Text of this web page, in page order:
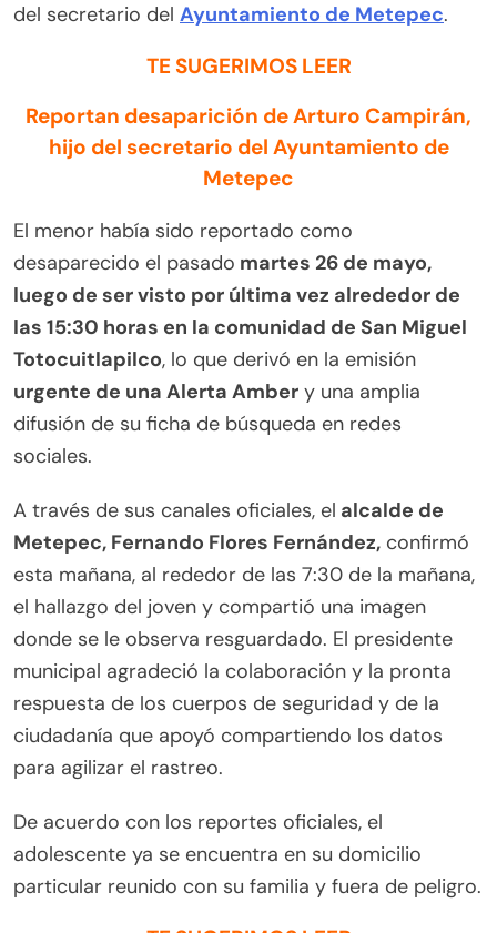
del secretario del Ayuntamiento de Metepec.
TE SUGERIMOS LEER
Reportan desaparición de Arturo Campirán,
hijo del secretario del Ayuntamiento de
Metepec
El menor había sido reportado como
desaparecido el pasado martes 26 de mayo,
luego de ser visto por última vez alrededor de
las 15:30 horas en la comunidad de San Miguel
Totocuitlapilco, lo que derivó en la emisión
urgente de una Alerta Amber y una amplia
difusión de su ficha de búsqueda en redes
sociales.
A través de sus canales oficiales, el alcalde de
Metepec, Fernando Flores Fernández, confirmó
esta mañana, al rededor de las 7:30 de la mañana,
el hallazgo del joven y compartió una imagen
donde se le observa resguardado. El presidente
municipal agradeció la colaboración y la pronta
respuesta de los cuerpos de seguridad y de la
ciudadanía que apoyó compartiendo los datos
para agilizar el rastreo.
De acuerdo con los reportes oficiales, el
adolescente ya se encuentra en su domicilio
particular reunido con su familia y fuera de peligro.